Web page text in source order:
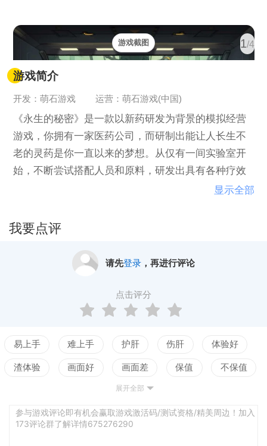
1/4
游戏截图
游戏简介
开发：萌石游戏 运营：萌石游戏(中国)
《永生的秘密》是一款以新药研发为背景的模拟经营
游戏，你拥有一家医药公司，而研制出能让人长生不
老的灵药是你一直以来的梦想。从仅有一间实验室开
始，不断尝试搭配人员和原料，研发出具有各种疗效
的新药。将你的新药推入市场来获取利润，着研发能
招募更多优秀的研究员，为你的实验室解锁全新的设
场，靠领先时代的新药把他们都打败吧！
显示全部
我要点评
请先登录，再进行评论
点击评分
易上手 难上手 护肝 伤肝 体验好
渣体验 画面好 画面差 保值 不保值
测试
展开全部
参与游戏评论即有机会赢取游戏激活码/测试资格/精美周边！加入
173评论群了解详情675276290